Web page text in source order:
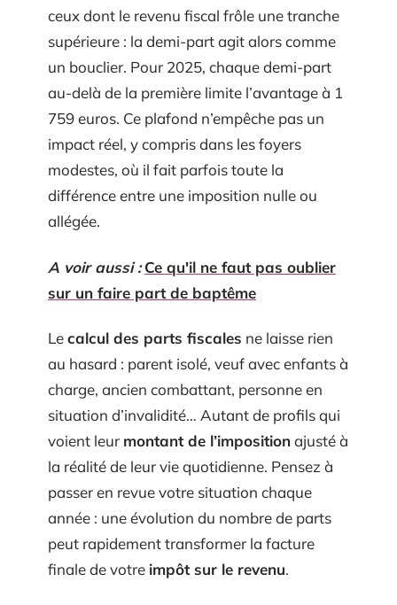
ceux dont le revenu fiscal frôle une tranche
supérieure : la demi-part agit alors comme
un bouclier. Pour 2025, chaque demi-part
au-delà de la première limite l’avantage à 1
759 euros. Ce plafond n’empêche pas un
impact réel, y compris dans les foyers
modestes, où il fait parfois toute la
différence entre une imposition nulle ou
allégée.
A voir aussi : Ce qu'il ne faut pas oublier
sur un faire part de baptême
Lecalcul des parts fiscales ne laisse rien
au hasard : parent isolé, veuf avec enfants à
charge, ancien combattant, personne en
situation d’invalidité… Autant de profils qui
voient leur montant de l’impositionajusté à
la réalité de leur vie quotidienne. Pensez à
passer en revue votre situation chaque
année : une évolution du nombre de parts
peut rapidement transformer la facture
finale de votre impôt sur le revenu.